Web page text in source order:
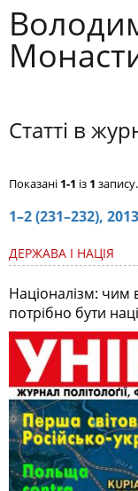
Статті в
Показані 1-1 із 1 запису.
1–2 (231–232), 2013
ДЕРЖАВА І НАЦІЯ
Націоналізм: чим
потрібно бути